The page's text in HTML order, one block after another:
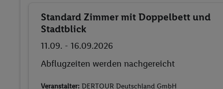
Buchen
Standard Zimmer mit Doppelbett und
Stadtblick
11.09. - 16.09.2026
Abflugzeiten werden nachgereicht
Veranstalter: DERTOUR Deutschland GmbH